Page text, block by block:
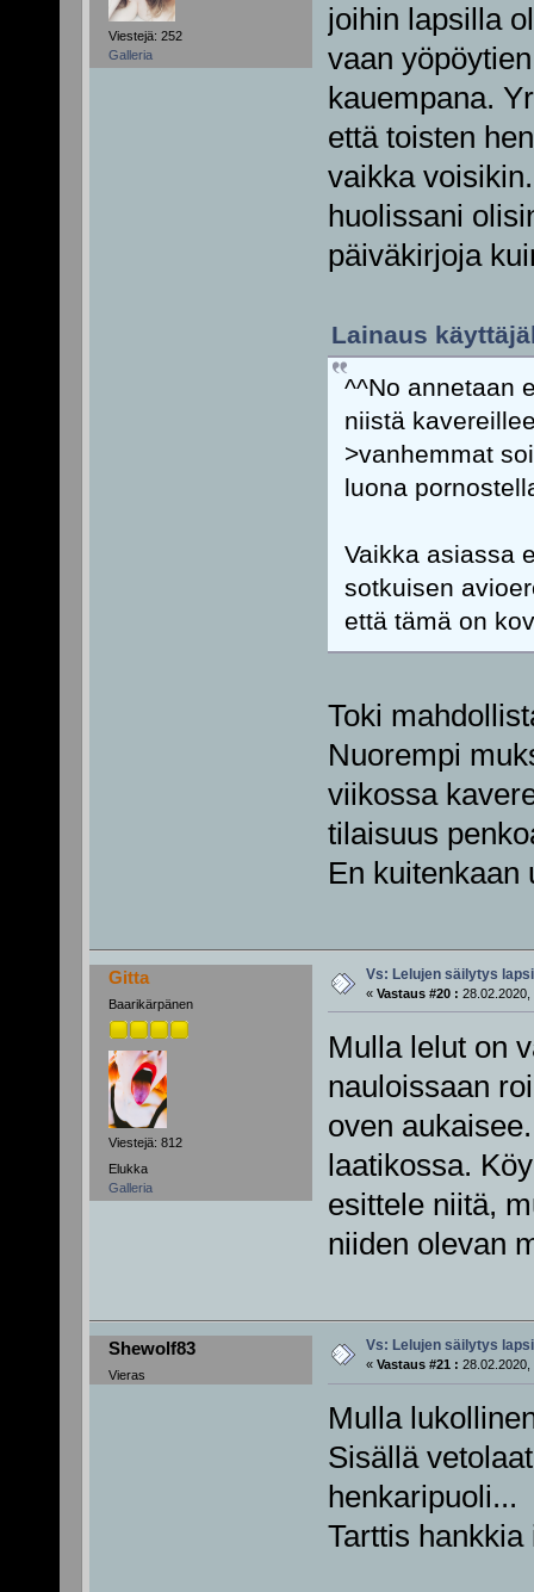
Viestejä: 252
Galleria
joihin lapsilla
vaan
kauempana.
että toisten
vaikka
huolissani
päiväkirjoja
Lainaus
^^No annetaan
niistä
>vanhemmat
luona
Vaikka asiassa
sotkuisen
että tämä on
Toki
Nuorempi
viikossa
tilaisuus
En kuitenkaan
Gitta
Baarikärpänen
Viestejä: 812
Elukka
Galleria
Vs: Lelujen säilytys
« Vastaus #20 : 28.02.2020,
Mulla lelut on
nauloissaan
oven
laatikossa.
esittele niitä,
niiden olevan
Shewolf83
Vieras
Vs: Lelujen säilytys
« Vastaus #21 : 28.02.2020,
Mulla
Sisällä
henkaripuoli...
Tarttis